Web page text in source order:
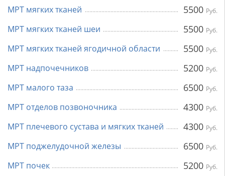
МРТ мягких тканей 5500 Руб.
МРТ мягких тканей шеи 5500 Руб.
МРТ мягких тканей ягодичной области 5500 Руб.
МРТ надпочечников 5200 Руб.
МРТ малого таза 6500 Руб.
МРТ отделов позвоночника 4300 Руб.
МРТ плечевого сустава и мягких тканей 4300 Руб.
МРТ поджелудочной железы 6500 Руб.
МРТ почек 5200 Руб.